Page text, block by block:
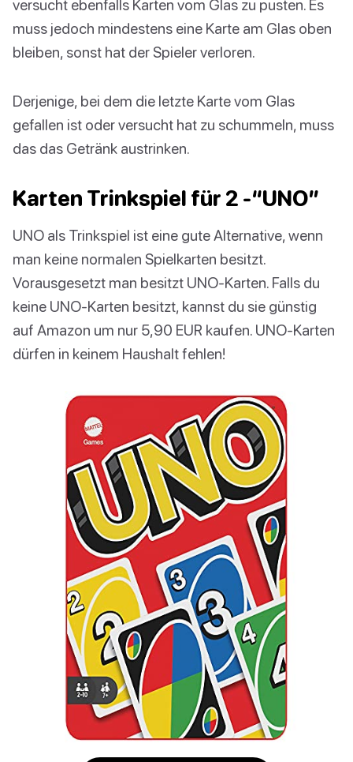
versucht ebenfalls Karten vom Glas zu pusten. Es
muss jedoch mindestens eine Karte am Glas oben
bleiben, sonst hat der Spieler verloren.
Derjenige, bei dem die letzte Karte vom Glas
gefallen ist oder versucht hat zu schummeln, muss
das das Getränk austrinken.
Karten Trinkspiel für 2 -“UNO”
UNO als Trinkspiel ist eine gute Alternative, wenn
man keine normalen Spielkarten besitzt.
Vorausgesetzt man besitzt UNO-Karten. Falls du
keine UNO-Karten besitzt, kannst du sie günstig
auf Amazon um nur 5,90 EUR kaufen. UNO-Karten
dürfen in keinem Haushalt fehlen!